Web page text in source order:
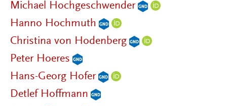
Michael Hochgeschwender
Hanno Hochmuth
Christina von Hodenberg
Peter Hoeres
Hans-Georg Hofer
Detlef Hoffmann